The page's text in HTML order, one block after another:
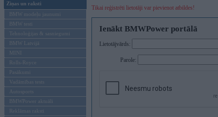
Ziņas un raksti
BMW modeļu jaunumi
BMW testi
Tehnoloģijas & sasniegumi
BMW Latvijā
MINI
Rolls-Royce
Pasākumi
Vadāmības tests
Autosports
BMWPower aktuāli
Reklāmas raksti
Tikai reģistrēti lietotāji var pievienot atbildes!
Ienākt BMWPower portālā
Lietotājvārds:
Parole: